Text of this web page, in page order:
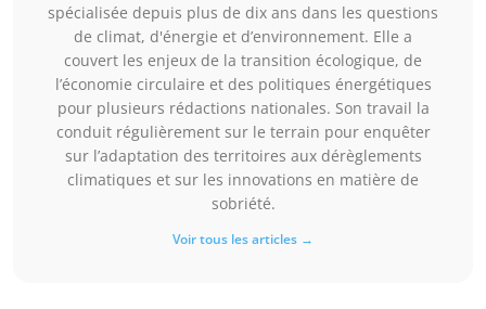
spécialisée depuis plus de dix ans dans les questions
de climat, d'énergie et d’environnement. Elle a
couvert les enjeux de la transition écologique, de
l’économie circulaire et des politiques énergétiques
pour plusieurs rédactions nationales. Son travail la
conduit régulièrement sur le terrain pour enquêter
sur l’adaptation des territoires aux dérèglements
climatiques et sur les innovations en matière de
sobriété.
Voir tous les articles →